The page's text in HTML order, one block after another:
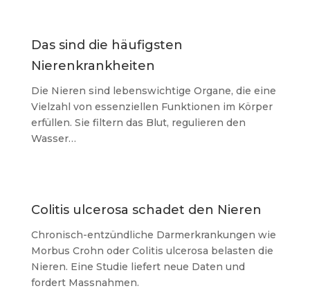
Das sind die häufigsten
Nierenkrankheiten
Die Nieren sind lebenswichtige Organe, die eine
Vielzahl von essenziellen Funktionen im Körper
erfüllen. Sie filtern das Blut, regulieren den
Wasser…
Colitis ulcerosa schadet den Nieren
Chronisch-entzündliche Darmerkrankungen wie
Morbus Crohn oder Colitis ulcerosa belasten die
Nieren. Eine Studie liefert neue Daten und
fordert Massnahmen.